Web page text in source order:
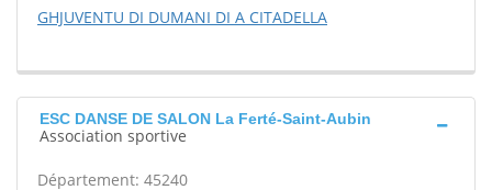
GHJUVENTU DI DUMANI DI A CITADELLA
ESC DANSE DE SALON La Ferté-Saint-Aubin
Association sportive
Département: 45240